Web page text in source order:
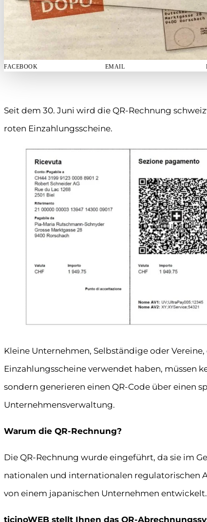
FACEBOOK EMAIL
Seit dem 30. Juni wird die QR-Rechnung
roten Einzahlungsscheine.
Kleine Unternehmen, Selbständige oder
Einzahlungsscheine verwendet haben, müssen
sondern generieren einen QR-Code über einen
Unternehmensverwaltung.
Warum die QR-Rechnung?
Die QR-Rechnung wurde eingeführt, da sie im
nationalen und internationalen regulatorischen
von einem japanischen Unternehmen
ticinoWEB stellt Ihnen das QR-